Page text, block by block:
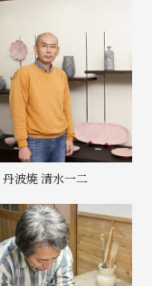
丹波焼 清水一二